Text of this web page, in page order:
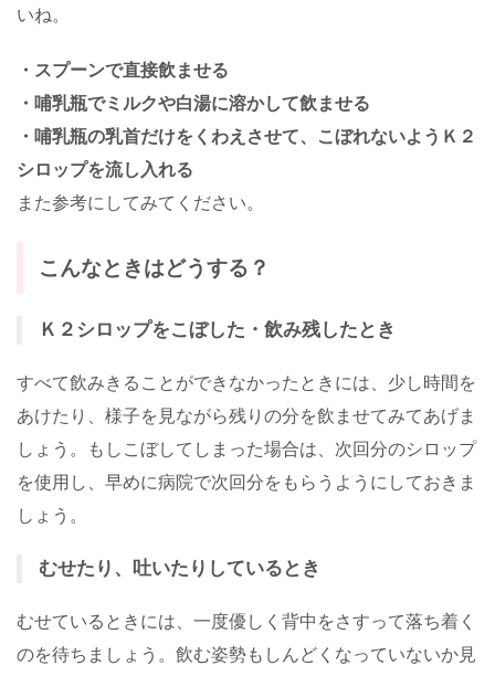
いね。
・スプーンで直接飲ませる
・哺乳瓶でミルクや白湯に溶かして飲ませる
・哺乳瓶の乳首だけをくわえさせて、こぼれないようＫ２
シロップを流し入れる
また参考にしてみてください。
こんなときはどうする？
Ｋ２シロップをこぼした・飲み残したとき
すべて飲みきることができなかったときには、少し時間を
あけたり、様子を見ながら残りの分を飲ませてみてあげま
しょう。もしこぼしてしまった場合は、次回分のシロップ
を使用し、早めに病院で次回分をもらうようにしておきま
しょう。
むせたり、吐いたりしているとき
むせているときには、一度優しく背中をさすって落ち着く
のを待ちましょう。飲む姿勢もしんどくなっていないか見